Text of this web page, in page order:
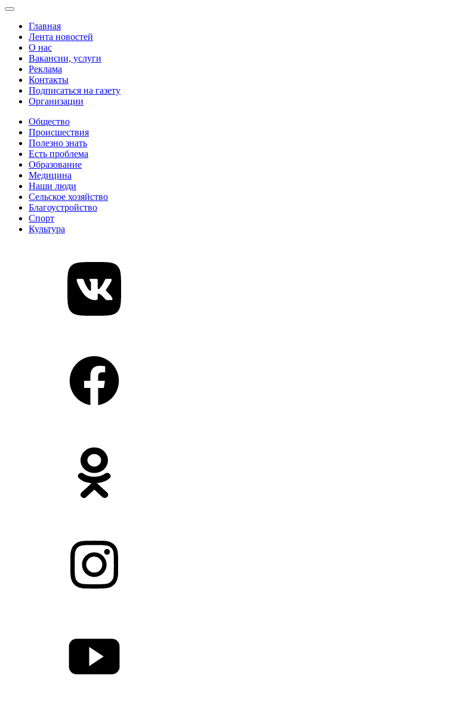
Главная
Лента новостей
О нас
Вакансии, услуги
Реклама
Контакты
Подписаться на газету
Организации
Общество
Происшествия
Полезно знать
Есть проблема
Образование
Медицина
Наши люди
Сельское хозяйство
Благоустройство
Спорт
Культура